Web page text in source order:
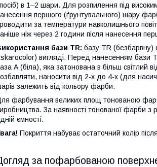
в 1–2 шари. Для розпилення під
першого (ґрунтувального) шару
за температури навколишнього
ніж через 2 години після нанесення
бази TR: базу TR (безбарвну)
вигляді. Перед нанесенням
А (біла), яка затонована в більш світлий
наносити від 2-х до 4-х (для
залежить від кольору фарби.
фарбування великих площ тонованою
За наявності тонованої фарби з
ємності.
Покриття набуває остаточний колір
за пофарбованою